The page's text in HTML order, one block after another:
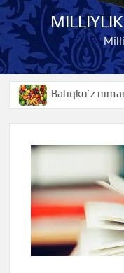
Baliqko’z nimani